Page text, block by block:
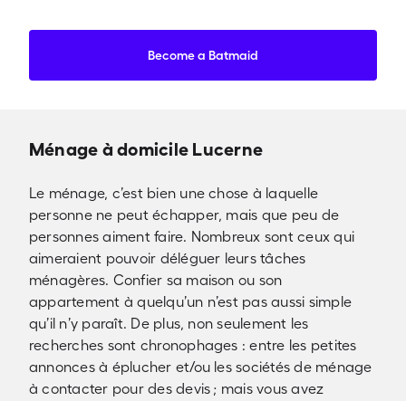
Become a Batmaid
Ménage à domicile Lucerne
Le ménage, c’est bien une chose à laquelle
personne ne peut échapper, mais que peu de
personnes aiment faire. Nombreux sont ceux qui
aimeraient pouvoir déléguer leurs tâches
ménagères. Confier sa maison ou son
appartement à quelqu’un n’est pas aussi simple
qu’il n’y paraît. De plus, non seulement les
recherches sont chronophages : entre les petites
annonces à éplucher et/ou les sociétés de ménage
à contacter pour des devis ; mais vous avez